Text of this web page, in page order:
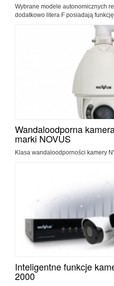
Wybrane modele autonomicznych
dodatkowo litera F posiadają
Wandaloodporna
marki NOVUS
Klasa wandaloodporności kamery
Inteligentne funkcje
2000